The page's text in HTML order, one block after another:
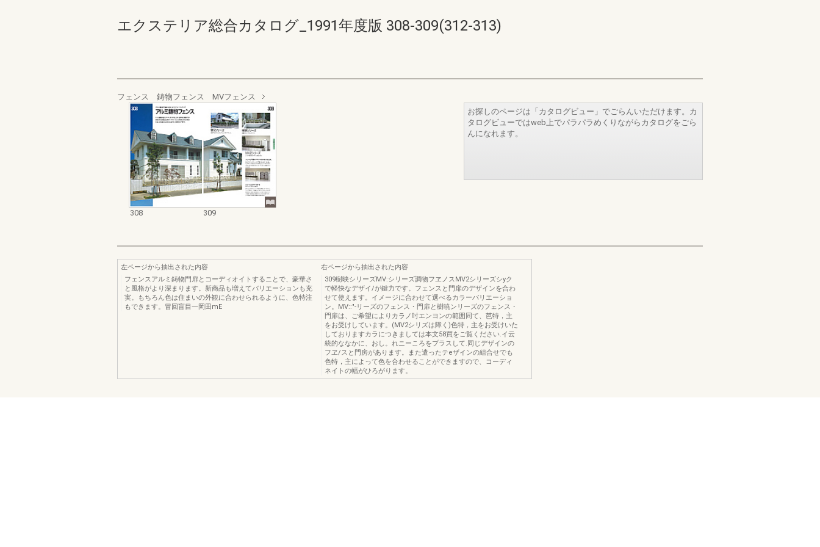
エクステリア総合カタログ_1991年度版 308-309(312-313)
フェンス 鋳物フェンス MVフェンス
308 309
お探しのページは「カタログビュー」でごらんいただけます。カ
タログビューではweb上でパラパラめくりながらカタログをごら
んになれます。
左ページから抽出された内容
フェンスアルミ鋳物門扉とコーディオイトするニとで、豪華さ
と風格がより深まります。新商品も増えてバリエーションも充
実。もちろん色は住まいの外観に合わせられるように、色特注
もできます。冒回盲目一岡田mE
右ページから抽出された内容
309樹映シリーズMV:シリーズ調物フヱノスMV2シリーズシyク
で軽快なデザイ/が鍵力です。フェンスと門扉のデザインを合わ
せて使えます。イメージに合わせて選べるカラーバリエーショ
ン。MV::"-リーズのフェンス・門扉と樹暁ンリーズのフェンス・
門扉は、ご希望によりカラノ吋エンヨンの範囲同て、芭特，主
をお受けしています。(MV2シリズは障く)色特，主をお受けいた
しておりますカラにつきましては本文58買をご覧ください.イ云
統的ななかに、おし。れニーころをプラスして.同じデザインの
フヱ/スと門房があります。また遣ったテeザインの組合せでも
色特，主によって色を合わせることができますので、コーディ
ネイトの幅がひろがります。